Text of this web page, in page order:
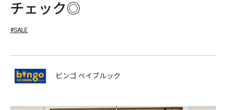
チェック◎
#SALE
ビンゴ ベイブルック